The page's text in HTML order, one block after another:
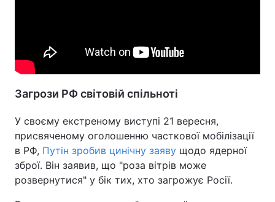
Загрози РФ світовій спільноті
У своєму екстреному виступі 21 вересня,
присвяченому оголошенню часткової мобілізації
в РФ, Путін зробив цинічну заяву щодо ядерної
зброї. Він заявив, що "роза вітрів може
розвернутися" у бік тих, хто загрожує Росії.